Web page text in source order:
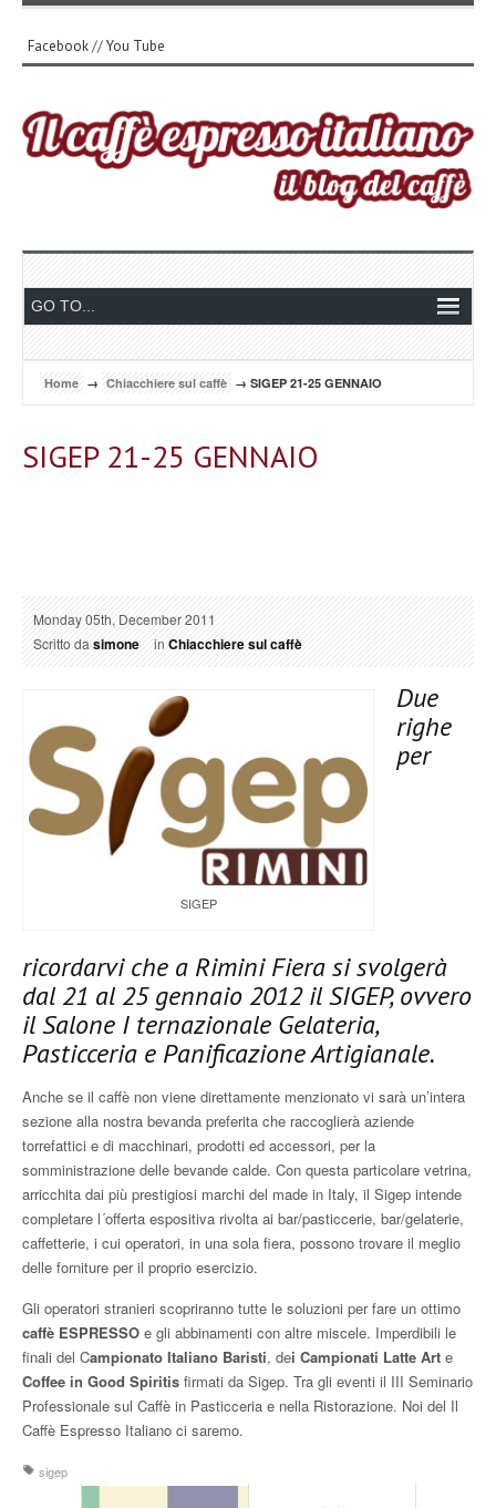
Facebook//You Tube
Home → Chiacchiere sul caffè → SIGEP 21-25 GENNAIO
SIGEP 21-25 GENNAIO
Monday 05th, December 2011
Scritto dasimone inChiacchiere sul caffè
SIGEP
Due
righe
per
ricordarvi che a Rimini Fiera si svolgerà
dal 21 al 25 gennaio 2012 il SIGEP, ovvero
il Salone I ternazionale Gelateria,
Pasticceria e Panificazione Artigianale.
Anche se il caffè non viene direttamente menzionato vi sarà un’intera
sezione alla nostra bevanda preferita che raccoglierà aziende
torrefattici e di macchinari, prodotti ed accessori, per la
somministrazione delle bevande calde. Con questa particolare vetrina,
arricchita dai più prestigiosi marchi del made in Italy, il Sigep intende
completare l´offerta espositiva rivolta ai bar/pasticcerie, bar/gelaterie,
caffetterie, i cui operatori, in una sola fiera, possono trovare il meglio
delle forniture per il proprio esercizio.
Gli operatori stranieri scopriranno tutte le soluzioni per fare un ottimo
caffè ESPRESSO e gli abbinamenti con altre miscele. Imperdibili le
finali del Campionato Italiano Baristi, dei Campionati Latte Art e
Coffee in Good Spiritis firmati da Sigep. Tra gli eventi il III Seminario
Professionale sul Caffè in Pasticceria e nella Ristorazione. Noi del Il
Caffè Espresso Italiano ci saremo.
sigep